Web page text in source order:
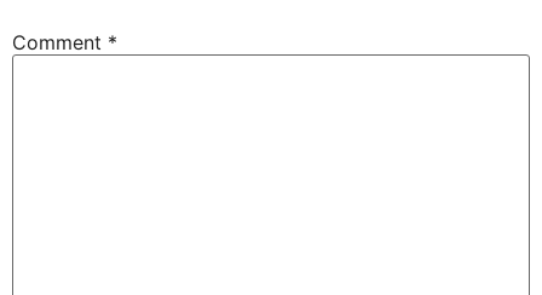
Comment *